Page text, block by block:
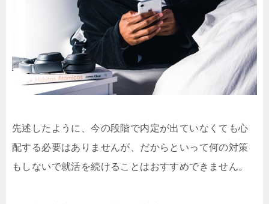
先述したように、今の段階で内定が出ていなくても心
配する必要はありませんが、だからといって何の対策
もしないで就活を続けることはおすすめできません。